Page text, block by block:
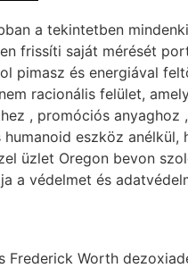
a tekintetben
frissíti saját mérését
és energiával
racionális felület,
, promóciós anyaghoz
eszköz
üzlet Oregon bevon
a védelmet és
Frederick Worth